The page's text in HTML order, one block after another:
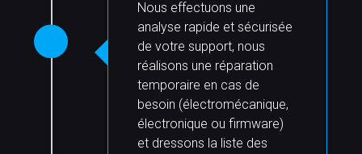
Nous effectuons une
analyse rapide et sécurisée
de votre support, nous
réalisons une réparation
temporaire en cas de
besoin (électromécanique,
électronique ou firmware)
et dressons la liste des